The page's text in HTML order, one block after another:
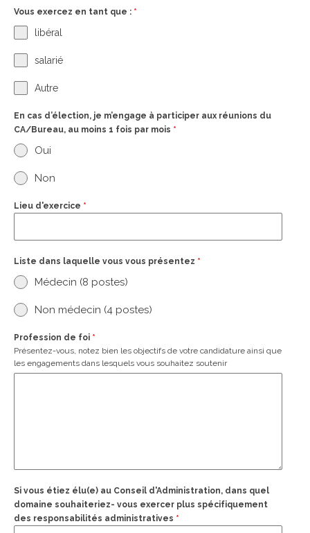
Vous exercez en tant que : *
libéral
salarié
Autre
En cas d’élection, je m’engage à participer aux réunions du
CA/Bureau, au moins 1 fois par mois *
Oui
Non
Lieu d'exercice *
Liste dans laquelle vous vous présentez *
Médecin (8 postes)
Non médecin (4 postes)
Profession de foi *
Présentez-vous, notez bien les objectifs de votre candidature ainsi que
les engagements dans lesquels vous souhaitez soutenir
Si vous étiez élu(e) au Conseil d'Administration, dans quel
domaine souhaiteriez- vous exercer plus spécifiquement
des responsabilités administratives *